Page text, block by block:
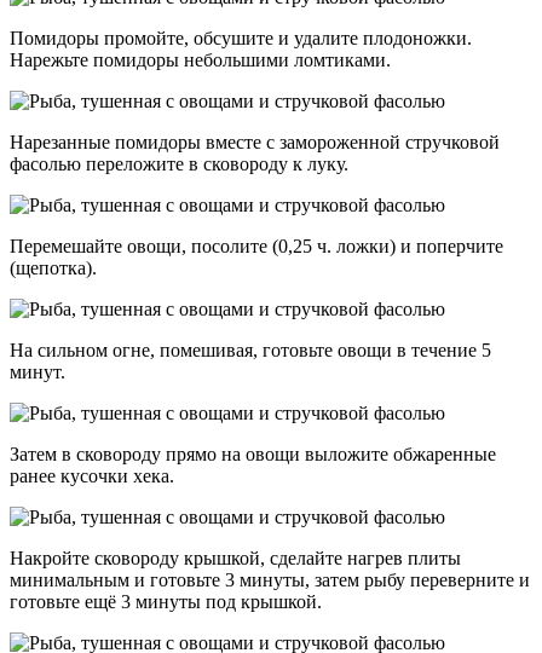
Помидоры промойте, обсушите и удалите плодоножки.
Нарежьте помидоры небольшими ломтиками.
Нарезанные помидоры вместе с замороженной стручковой
фасолью переложите в сковороду к луку.
Перемешайте овощи, посолите (0,25 ч. ложки) и поперчите
(щепотка).
На сильном огне, помешивая, готовьте овощи в течение 5
минут.
Затем в сковороду прямо на овощи выложите обжаренные
ранее кусочки хека.
Накройте сковороду крышкой, сделайте нагрев плиты
минимальным и готовьте 3 минуты, затем рыбу переверните и
готовьте ещё 3 минуты под крышкой.